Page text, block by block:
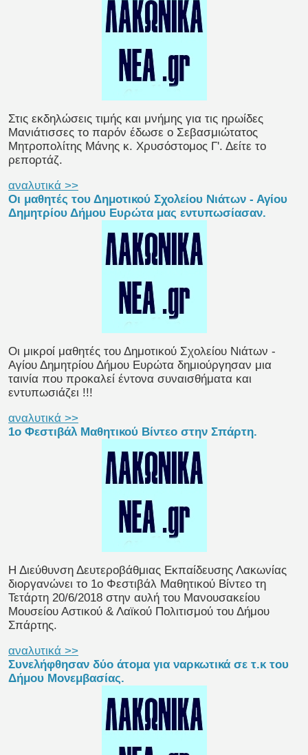
Στις εκδηλώσεις τιμής και μνήμης για τις ηρωίδες
Μανιάτισσες το παρόν έδωσε ο Σεβασμιώτατος
Μητροπολίτης Μάνης κ. Χρυσόστομος Γ'. Δείτε το
ρεπορτάζ.
αναλυτικά >>
Οι μαθητές του Δημοτικού Σχολείου Νιάτων - Αγίου
Δημητρίου Δήμου Ευρώτα μας εντυπωσίασαν.
Οι μικροί μαθητές του Δημοτικού Σχολείου Νιάτων -
Αγίου Δημητρίου Δήμου Ευρώτα δημιούργησαν μια
ταινία που προκαλεί έντονα συναισθήματα και
εντυπωσιάζει !!!
αναλυτικά >>
1ο Φεστιβάλ Μαθητικού Βίντεο στην Σπάρτη.
Η Διεύθυνση Δευτεροβάθμιας Εκπαίδευσης Λακωνίας
διοργανώνει το 1ο Φεστιβάλ Μαθητικού Βίντεο τη
Τετάρτη 20/6/2018 στην αυλή του Μανουσακείου
Μουσείου Αστικού & Λαϊκού Πολιτισμού του Δήμου
Σπάρτης.
αναλυτικά >>
Συνελήφθησαν δύο άτομα για ναρκωτικά σε τ.κ του
Δήμου Μονεμβασίας.